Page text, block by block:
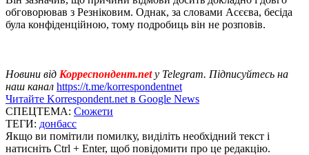
обговорював з Резніковим. Однак, за словами Асєєва, бесіда
була конфіденційною, тому подробиць він не розповів.
Новини від Корреспондент.net у Telegram. Підписуйтесь на
наш канал https://t.me/korrespondentnet
Читайте Korrespondent.net в Google News
СПЕЦТЕМА: Сюжети
ТЕГИ: донбасс
Якщо ви помітили помилку, виділіть необхідний текст і
натисніть Ctrl + Enter, щоб повідомити про це редакцію.